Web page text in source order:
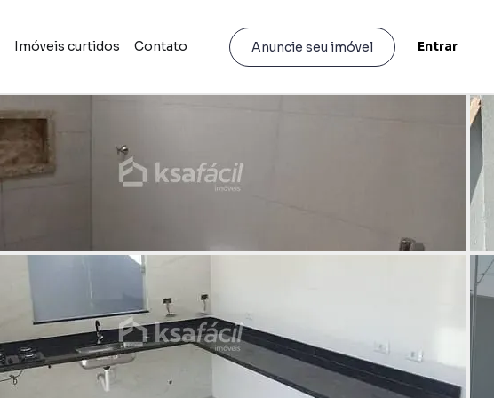
Imóveis curtidos Contato Anuncie seu imóvel Entrar